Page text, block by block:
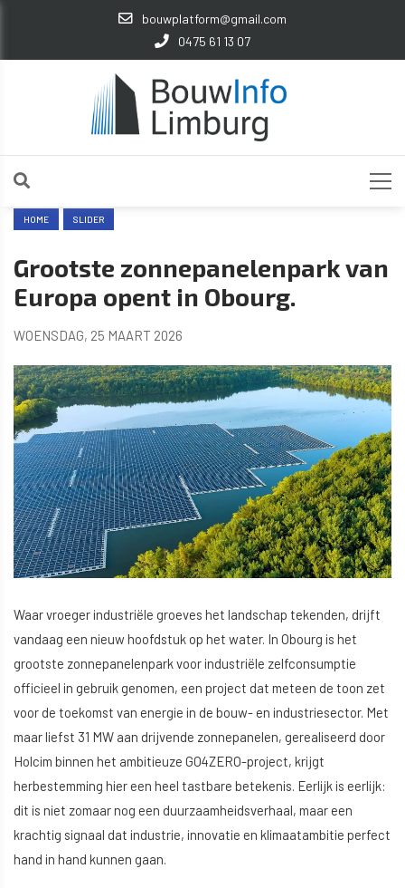
bouwplatform@gmail.com
0475 61 13 07
HOME SLIDER
Grootste zonnepanelenpark van
Europa opent in Obourg.
WOENSDAG, 25 MAART 2026
Waar vroeger industriële groeves het landschap tekenden, drijft
vandaag een nieuw hoofdstuk op het water. In Obourg is het
grootste zonnepanelenpark voor industriële zelfconsumptie
officieel in gebruik genomen, een project dat meteen de toon zet
voor de toekomst van energie in de bouw- en industriesector. Met
maar liefst 31 MW aan drijvende zonnepanelen, gerealiseerd door
Holcim binnen het ambitieuze GO4ZERO-project, krijgt
herbestemming hier een heel tastbare betekenis. Eerlijk is eerlijk:
dit is niet zomaar nog een duurzaamheidsverhaal, maar een
krachtig signaal dat industrie, innovatie en klimaatambitie perfect
hand in hand kunnen gaan.